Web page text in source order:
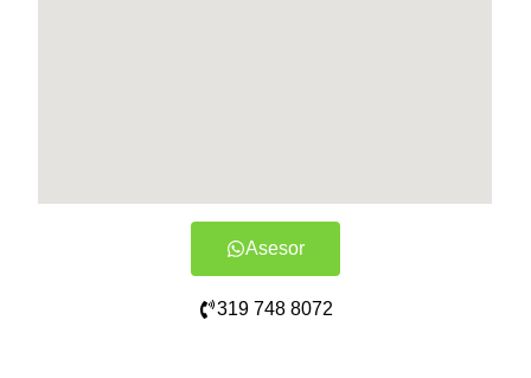
Asesor
319 748 8072